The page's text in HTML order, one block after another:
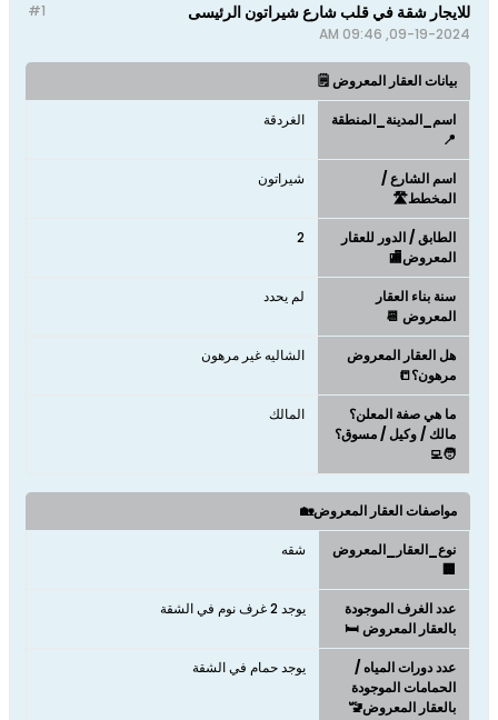
#1 للايجار شقة في قلب شارع شيراتون الرئيسى
09-19-2024, 09:46 AM
بيانات العقار المعروض 🗒️
اسم_المدينة_المنطقة
📍
الغردقة
اسم الشارع /
المخطط🛣️
شيراتون
الطابق / الدور للعقار
المعروض🏬
2
سنة بناء العقار
المعروض 📆
لم يحدد
هل العقار المعروض
مرهون؟📒
الشاليه غير مرهون
ما هي صفة المعلن؟
مالك / وكيل / مسوق؟
🧑‍💻
المالك
مواصفات العقار المعروض🏡
نوع_العقار_المعروض
🏢
شقه
عدد الغرف الموجودة
بالعقار المعروض 🛏️
يوجد 2 غرف نوم في الشقة
عدد دورات المياه /
الحمامات الموجودة
بالعقار المعروض🚾
يوجد حمام في الشقة